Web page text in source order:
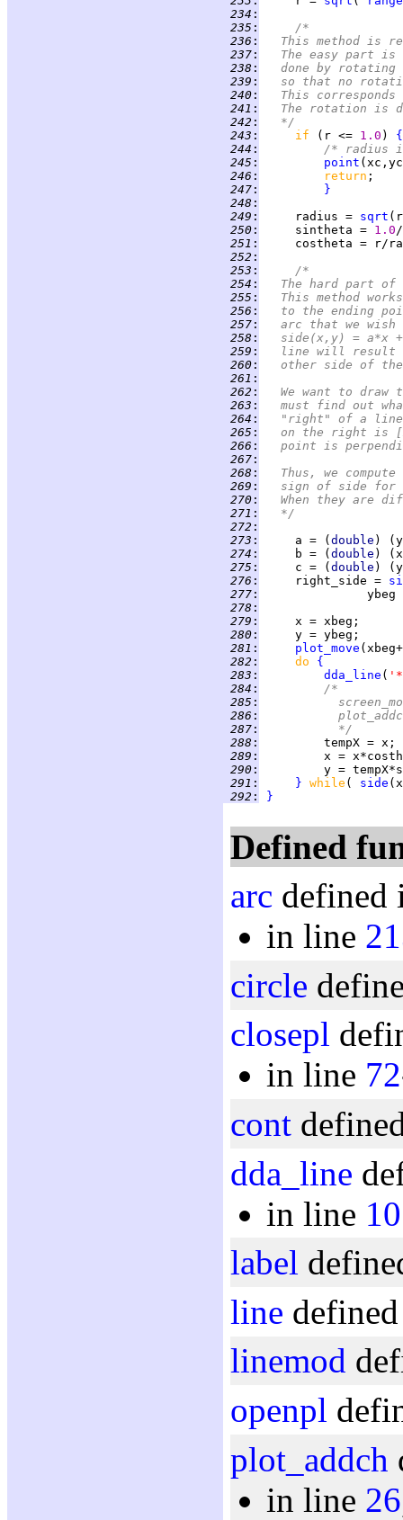
234 :
235 :
/*
236 :
This method is
237 :
The easy part
238 :
done by
239 :
so that no
240 :
This
241 :
The rotation is
242 :
	*/
243 : if (r <= 1.0 ) {
244 :
/* radius
245 :
point
246 : return
247 :
}
248 :
249 :
     radius =
sqrt
250 :
     sintheta =
1.0
251 :
252 :
253 :
/*
254 :
The hard part
255 :
This method
256 :
to the ending
257 :
arc that we
258 :
side(x,y) = a*x
259 :
line will
260 :
other side of
261 :
262 :
We want to draw
263 :
must find out
264 :
"right" of a
265 :
on the right is
266 :
point is
267 :
268 :
Thus, we
269 :
sign of side
270 :
When they are
271 :
	*/
272 :
273 :
     a = (
double
274 :
     b = (
double
275 :
     c = (
double
276 :
     right_side =
277 :
278 :
279 :
280 :
281 :
plot_move
282 : do {
283 : dda_line (
284 :
/*
285 :
286 :
287 :
		*/
288 :
289 :
290 :
291 : } while ( side
292 : }
Defined
arc
in line
circle
closepl
in line 72
cont
dda_line
in line
label
line
linemod
openpl
plot_addch
in line 26